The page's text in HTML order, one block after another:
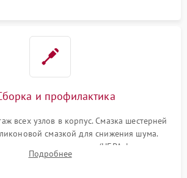
и профилактика
всех узлов в корпус. Смазка шестерней
смазкой для снижения шума.
расходных материалов (HEPA-фильтров,
Надежная фиксация разъемов и
Подробнее